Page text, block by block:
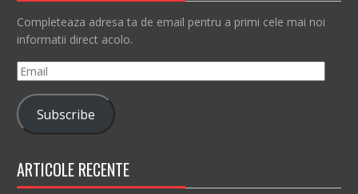
Completeaza adresa ta de email pentru a primi cele mai noi
informatii direct acolo.
Email
Subscribe
ARTICOLE RECENTE